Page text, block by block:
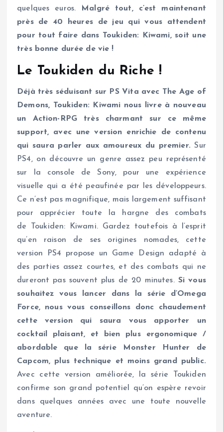
quelques euros.
Malgré tout, c’est maintenant
près de 40 heures de jeu qui vous attendent
pour tout faire dans Toukiden: Kiwami, soit une
très bonne durée de vie !
Le Toukiden du Riche !
Déjà très séduisant sur PS Vita avec The Age of
Demons, Toukiden: Kiwami nous livre à nouveau
un Action-RPG très charmant sur ce même
support, avec une version enrichie de contenu
qui saura parler aux amoureux du premier. Sur
PS4, on découvre un genre assez peu représenté
sur la console de Sony, pour une expérience
visuelle qui a été peaufinée par les développeurs.
Ce n’est pas magnifique, mais largement suffisant
pour apprécier toute la hargne des combats
de Toukiden: Kiwami. Gardez toutefois à l’esprit
qu’en raison de ses origines nomades, cette
version PS4 propose un Game Design adapté à
des parties assez courtes, et des combats qui ne
dureront pas souvent plus de 20 minutes. Si vous
souhaitez vous lancer dans la série d’Omega
Force, nous vous conseillons donc chaudement
cette version qui saura vous apporter un
cocktail plaisant, et bien plus ergonomique /
abordable que la série Monster Hunter de
Capcom, plus technique et moins grand public.
Avec cette version améliorée, la série Toukiden
confirme son grand potentiel qu’on espère revoir
dans quelques années avec une toute nouvelle
aventure.